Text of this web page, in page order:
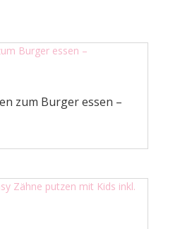
zum Burger essen –